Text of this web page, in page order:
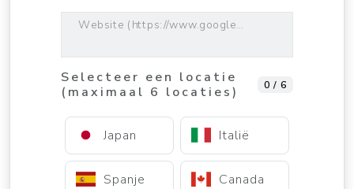
Website (https://www.google.com)
Selecteer een locatie
(maximaal 6 locaties)
0 / 6
Japan Italië
Spanje Canada